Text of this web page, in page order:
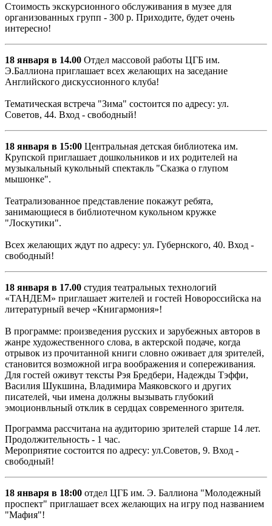
Стоимость экскурсионного обслуживания в музее для
организованных групп - 300 р. Приходите, будет очень
интересно!
18 января в 14.00 Отдел массовой работы ЦГБ им.
Э.Баллиона приглашает всех желающих на заседание
Английского дискуссионного клуба!
Тематическая встреча "Зима" состоится по адресу: ул.
Советов, 44. Вход - свободный!
18 января в 15:00 Центральная детская библиотека им.
Крупской приглашает дошкольников и их родителей на
музыкальный кукольный спектакль "Сказка о глупом
мышонке".
Театрализованное представление покажут ребята,
занимающиеся в библиотечном кукольном кружке
"Лоскутики".
Всех желающих ждут по адресу: ул. Губернского, 40. Вход -
свободный!
18 января в 17.00 студия театральных технологий
«ТАНДЕМ» приглашает жителей и гостей Новороссийска на
литературный вечер «Книгармония»!
В программе: произведения русских и зарубежных авторов в
жанре художественного слова, в актерской подаче,​ когда​
отрывок из прочитанной книги словно оживает для зрителей,
становится возможной игра воображения и​ сопереживания.
Для гостей оживут тексты Рэя Бредбери, Надежды Тэффи,
Василия Шукшина, Владимира Маяковского и других
писателей, чьи имена должны вызывать глубокий
эмоционвльный отклик в сердцах современного зрителя.
Программа рассчитана на аудиторию зрителей старше 14 лет.
Продолжительность - 1 час.
​Мероприятие состоится по адресу: ул.Советов, 9. Вход -
свободный!
18 января в 18:00 отдел ЦГБ им. Э. Баллиона "Молодежный
проспект" приглашает всех желающих на игру под названием
"Мафия"!